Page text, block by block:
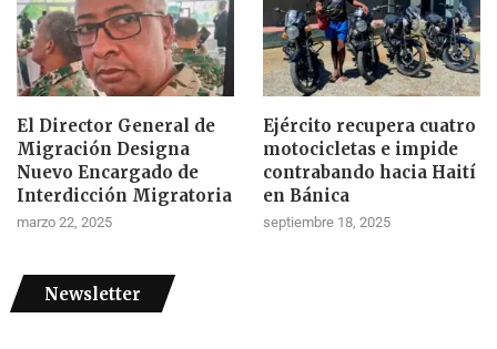
El Director General de
Migración Designa
Nuevo Encargado de
Interdicción Migratoria
marzo 22, 2025
Ejército recupera cuatro
motocicletas e impide
contrabando hacia Haití
en Bánica
septiembre 18, 2025
Newsletter